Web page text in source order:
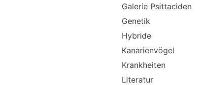
Galerie Psittaciden
Genetik
Hybride
Kanarienvögel
Krankheiten
Literatur